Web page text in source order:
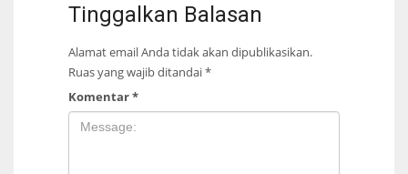
Tinggalkan Balasan
Alamat email Anda tidak akan dipublikasikan.
Ruas yang wajib ditandai*
Komentar*